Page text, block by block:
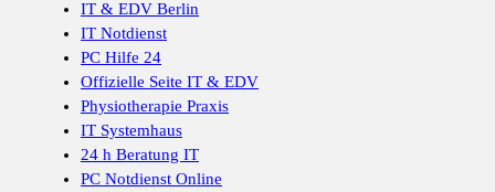
IT & EDV Berlin
IT Notdienst
PC Hilfe 24
Offizielle Seite IT & EDV
Physiotherapie Praxis
IT Systemhaus
24 h Beratung IT
PC Notdienst Online